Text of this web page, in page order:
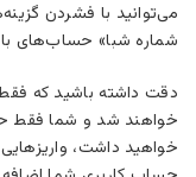
می‌توانید با فشردن
شماره شبا» حساب‌های
دقت داشته باشید که
خواهند شد و شما فقط
خواهید داشت،